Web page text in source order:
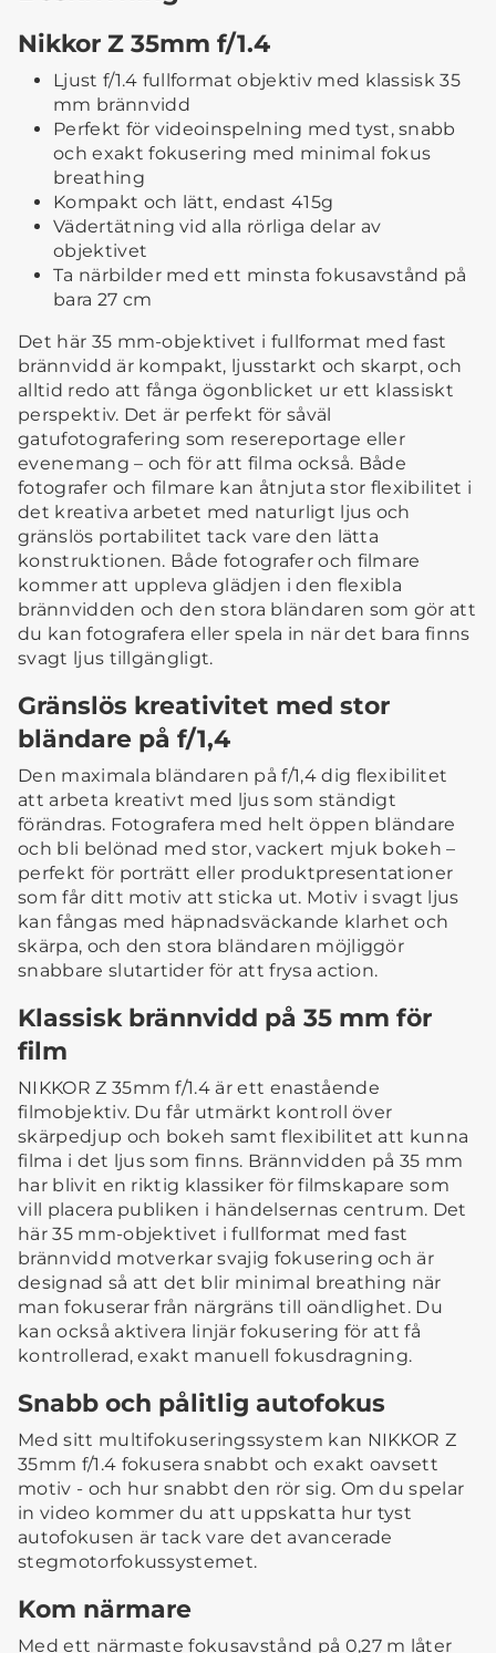
Nikkor Z 35mm f/1.4
Ljust f/1.4 fullformat objektiv med klassisk 35
mm brännvidd
Perfekt för videoinspelning med tyst, snabb
och exakt fokusering med minimal fokus
breathing
Kompakt och lätt, endast 415g
Vädertätning vid alla rörliga delar av
objektivet
Ta närbilder med ett minsta fokusavstånd på
bara 27 cm
Det här 35 mm-objektivet i fullformat med fast
brännvidd är kompakt, ljusstarkt och skarpt, och
alltid redo att fånga ögonblicket ur ett klassiskt
perspektiv. Det är perfekt för såväl
gatufotografering som resereportage eller
evenemang – och för att filma också. Både
fotografer och filmare kan åtnjuta stor flexibilitet i
det kreativa arbetet med naturligt ljus och
gränslös portabilitet tack vare den lätta
konstruktionen. Både fotografer och filmare
kommer att uppleva glädjen i den flexibla
brännvidden och den stora bländaren som gör att
du kan fotografera eller spela in när det bara finns
svagt ljus tillgängligt.
Gränslös kreativitet med stor
bländare på f/1,4
Den maximala bländaren på f/1,4 dig flexibilitet
att arbeta kreativt med ljus som ständigt
förändras. Fotografera med helt öppen bländare
och bli belönad med stor, vackert mjuk bokeh –
perfekt för porträtt eller produktpresentationer
som får ditt motiv att sticka ut. Motiv i svagt ljus
kan fångas med häpnadsväckande klarhet och
skärpa, och den stora bländaren möjliggör
snabbare slutartider för att frysa action.
Klassisk brännvidd på 35 mm för
film
NIKKOR Z 35mm f/1.4 är ett enastående
filmobjektiv. Du får utmärkt kontroll över
skärpedjup och bokeh samt flexibilitet att kunna
filma i det ljus som finns. Brännvidden på 35 mm
har blivit en riktig klassiker för filmskapare som
vill placera publiken i händelsernas centrum. Det
här 35 mm-objektivet i fullformat med fast
brännvidd motverkar svajig fokusering och är
designad så att det blir minimal breathing när
man fokuserar från närgräns till oändlighet. Du
kan också aktivera linjär fokusering för att få
kontrollerad, exakt manuell fokusdragning.
Snabb och pålitlig autofokus
Med sitt multifokuseringssystem kan NIKKOR Z
35mm f/1.4 fokusera snabbt och exakt oavsett
motiv - och hur snabbt den rör sig. Om du spelar
in video kommer du att uppskatta hur tyst
autofokusen är tack vare det avancerade
stegmotorfokussystemet.
Kom närmare
Med ett närmaste fokusavstånd på 0,27 m låter